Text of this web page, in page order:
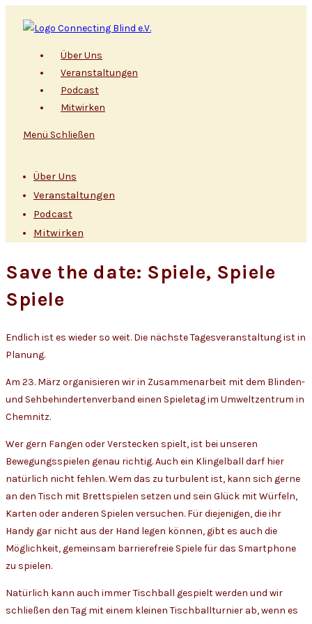
Inhalt
Über Uns
Veranstaltungen
Podcast
Mitwirken
Menü Schließen
Über Uns
Veranstaltungen
Podcast
Mitwirken
Save the date: Spiele, Spiele
Spiele
Endlich ist es wieder so weit. Die nächste Tagesveranstaltung ist in
Planung.
Am 23. März organisieren wir in Zusammenarbeit mit dem Blinden-
und Sehbehindertenverband einen Spieletag im Umweltzentrum in
Chemnitz.
Wer gern Fangen oder Verstecken spielt, ist bei unseren
Bewegungsspielen genau richtig. Auch ein Klingelball darf hier
natürlich nicht fehlen. Wem das zu turbulent ist, kann sich gerne
an den Tisch mit Brettspielen setzen und sein Glück mit Würfeln,
Karten oder anderen Spielen versuchen. Für diejenigen, die ihr
Handy gar nicht aus der Hand legen können, gibt es auch die
Möglichkeit, gemeinsam barrierefreie Spiele für das Smartphone
zu spielen.
Natürlich kann auch immer Tischball gespielt werden und wir
schließen den Tag mit einem kleinen Tischballturnier ab, wenn es